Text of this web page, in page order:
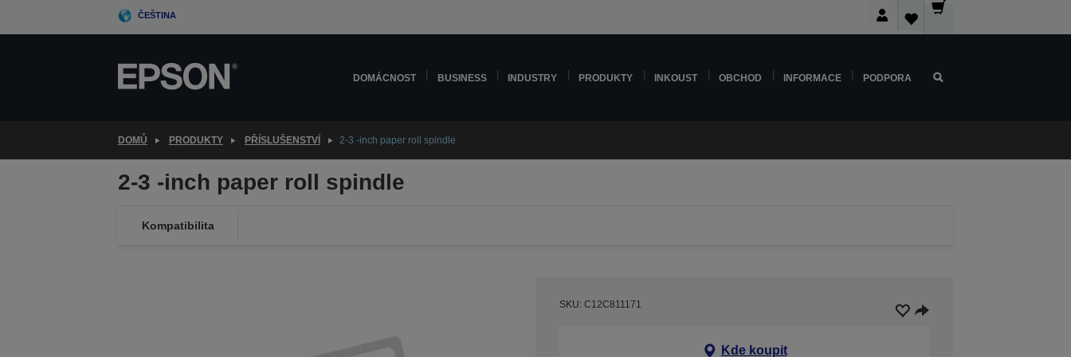
ČEŠTINA
DOMÁCNOST BUSINESS INDUSTRY PRODUKTY INKOUST OBCHOD INFORMACE PODPORA
DOMŮ PRODUKTY PŘÍSLUŠENSTVÍ 2-3 -inch paper roll spindle
2-3 -inch paper roll spindle
Kompatibilita
SKU: C12C811171
Kde koupit